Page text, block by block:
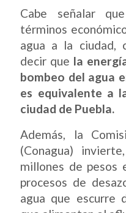
Cabe señalar
términos
agua a la ciudad,
decir que la
bombeo del agua
es equivalente a
ciudad de Puebla.
Además, la
(Conagua)
millones de pesos
procesos de
agua que escurre